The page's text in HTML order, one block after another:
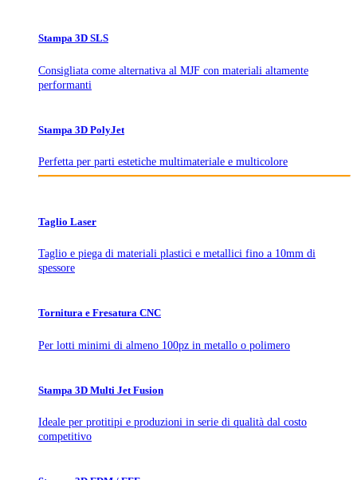
Stampa 3D SLS
Consigliata come alternativa al MJF con materiali altamente
performanti
Stampa 3D PolyJet
Perfetta per parti estetiche multimateriale e multicolore
Taglio Laser
Taglio e piega di materiali plastici e metallici fino a 10mm di
spessore
Tornitura e Fresatura CNC
Per lotti minimi di almeno 100pz in metallo o polimero
Stampa 3D Multi Jet Fusion
Ideale per protitipi e produzioni in serie di qualità dal costo
competitivo